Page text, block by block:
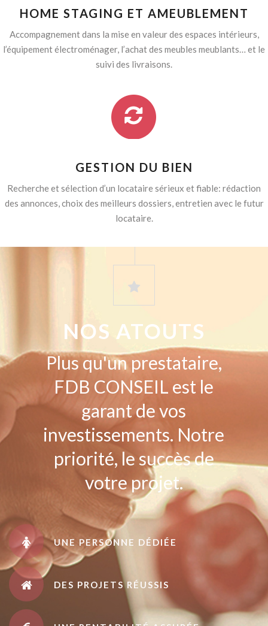
HOME STAGING ET AMEUBLEMENT
Accompagnement dans la mise en valeur des espaces intérieurs,
l’équipement électroménager, l’achat des meubles meublants… et le
suivi des livraisons.
GESTION DU BIEN
Recherche et sélection d’un locataire sérieux et fiable: rédaction
des annonces, choix des meilleurs dossiers, entretien avec le futur
locataire.
NOS ATOUTS
Plus qu'un prestataire,
FDB CONSEIL est le
garant de vos
investissements. Notre
priorité, le succès de
votre projet.
UNE PERSONNE DÉDIÉE
DES PROJETS RÉUSSIS